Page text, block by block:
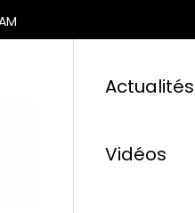
Actualités
Vidéos